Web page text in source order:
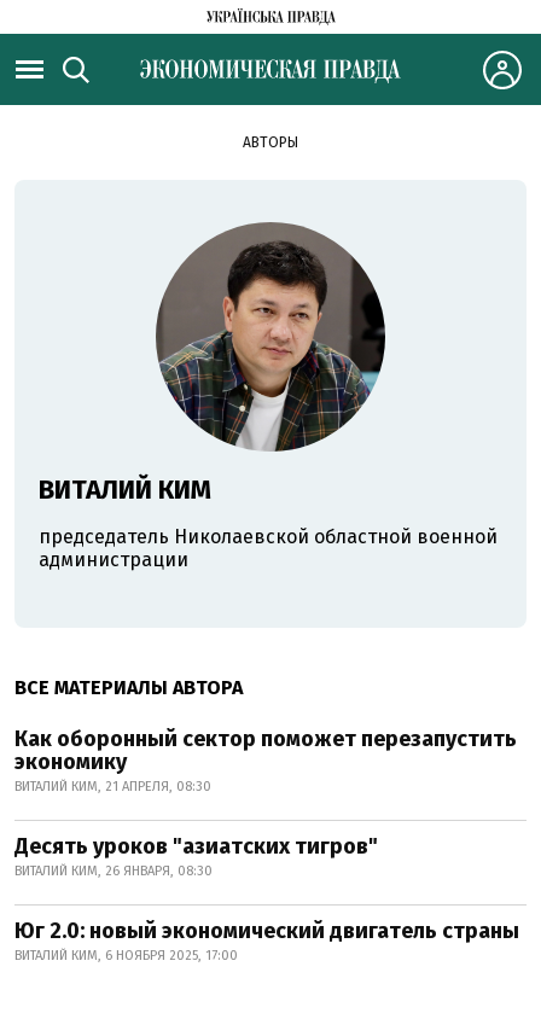
АВТОРЫ
ВИТАЛИЙ КИМ
председатель Николаевской областной военной
администрации
ВСЕ МАТЕРИАЛЫ АВТОРА
Как оборонный сектор поможет перезапустить
экономику
ВИТАЛИЙ КИМ, 21 АПРЕЛЯ, 08:30
Десять уроков "азиатских тигров"
ВИТАЛИЙ КИМ, 26 ЯНВАРЯ, 08:30
Юг 2.0: новый экономический двигатель страны
ВИТАЛИЙ КИМ, 6 НОЯБРЯ 2025, 17:00